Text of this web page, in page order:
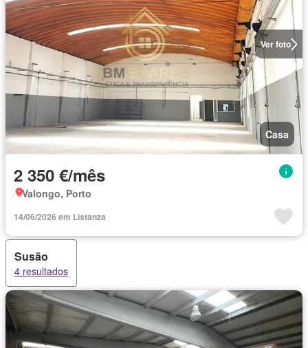
Ver foto
Casa
2 350 €/mês
Valongo, Porto
14/06/2026 em Listanza
Susão
4 resultados